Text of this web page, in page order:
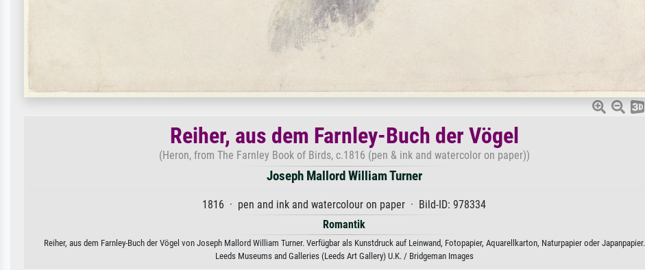
Reiher, aus dem Farnley-Buch der Vögel
(Heron, from The Farnley Book of Birds, c.1816 (pen & ink and watercolor on paper))
Joseph Mallord William Turner
1816 · pen and ink and watercolour on paper · Bild-ID: 978334
Romantik
Reiher, aus dem Farnley-Buch der Vögel von Joseph Mallord William Turner. Verfügbar als Kunstdruck auf Leinwand, Fotopapier, Aquarellkarton, Naturpapier oder Japanpapier.
Leeds Museums and Galleries (Leeds Art Gallery) U.K. / Bridgeman Images